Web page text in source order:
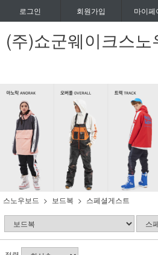
로그인 회원가입 마이페
(주)쇼군웨이크스노
스노우보드 보드복 스페셜게스트